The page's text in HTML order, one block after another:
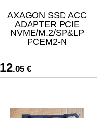
AXAGON SSD ACC
ADAPTER PCIE
NVME/M.2/SP&LP
PCEM2-N
12.05 €